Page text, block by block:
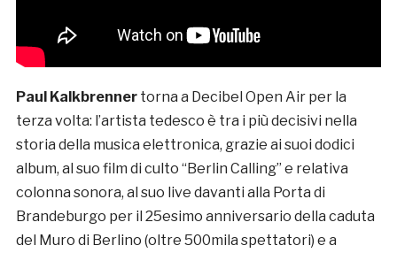
Paul Kalkbrennertorna a Decibel Open Air per la
terza volta: l’artista tedesco è tra i più decisivi nella
storia della musica elettronica, grazie ai suoi dodici
album, al suo film di culto “Berlin Calling” e relativa
colonna sonora, al suo live davanti alla Porta di
Brandeburgo per il 25esimo anniversario della caduta
del Muro di Berlino (oltre 500mila spettatori) e a